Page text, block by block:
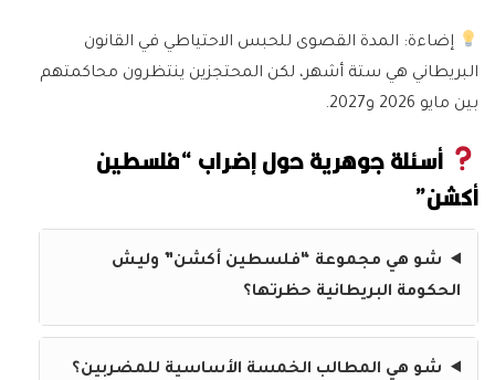
إضاءة: المدة القصوى للحبس الاحتياطي في القانون
البريطاني هي ستة أشهر، لكن المحتجزين ينتظرون محاكمتهم
بين مايو 2026 و2027.
أسئلة جوهرية حول إضراب “فلسطين
أكشن”
شو هي مجموعة “فلسطين أكشن” وليش
الحكومة البريطانية حظرتها؟
شو هي المطالب الخمسة الأساسية للمضربين؟